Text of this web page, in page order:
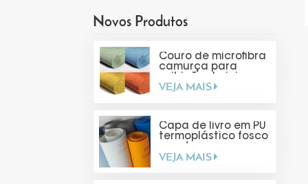
Novos Produtos
Couro de microfibra
camurça para
VEJA MAIS
Capa de livro em PU
termoplástico fosco
VEJA MAIS